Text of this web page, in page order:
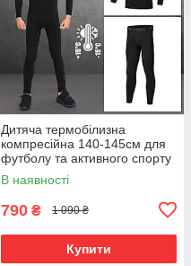
Дитяча термобілизна
компресійна 140-145см для
футболу та активного спорту
(лонгслів+штани) без флісу,
чорна
В наявності
790 ₴ 1 090 ₴
Купити